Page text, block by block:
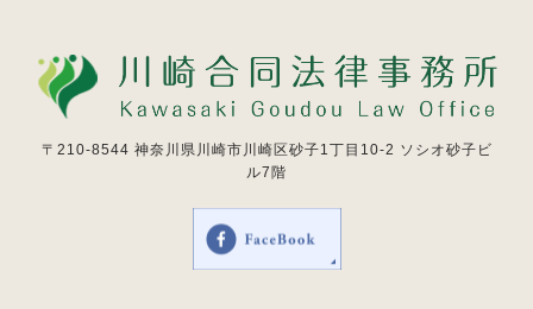
〒210-8544 神奈川県川崎市川崎区砂子1丁目10-2 ソシオ砂子ビ
ル7階